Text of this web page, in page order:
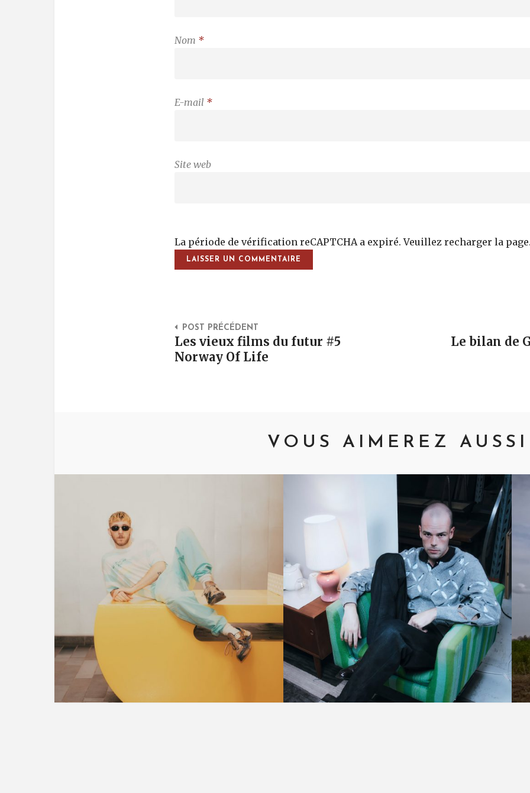
Nom *
E-mail *
Site web
La période de vérification reCAPTCHA a expiré. Veuillez recharger la
Post Navigation
POST PRÉCÉDENT
Les vieux films du futur #5
Norway Of Life
Le bilan de
VOUS AIMEREZ AUSSI